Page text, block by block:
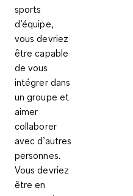
sports
d’équipe,
vous devriez
être capable
de vous
intégrer dans
un groupe et
aimer
collaborer
avec d’autres
personnes.
Vous devriez
être en